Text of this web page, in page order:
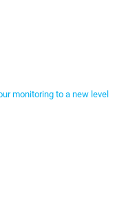
monitoring to a new level